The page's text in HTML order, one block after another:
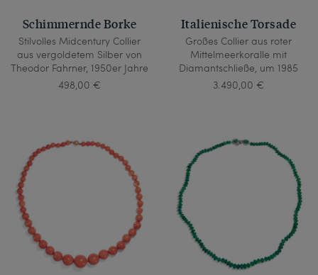
Schimmernde Borke
Stilvolles Midcentury Collier
aus vergoldetem Silber von
Theodor Fahrner, 1950er Jahre
498,00 €
Italienische Torsade
Großes Collier aus roter
Mittelmeerkoralle mit
Diamantschließe, um 1985
3.490,00 €